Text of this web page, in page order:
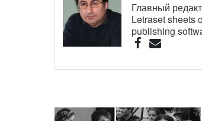
Главный
Letraset sheets
publishing